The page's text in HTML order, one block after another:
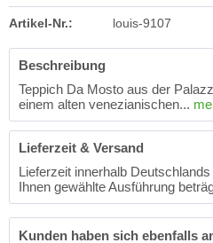
Artikel-Nr.: louis-9107
Beschreibung
Teppich Da Mosto aus der
einem alten venezianischen...
Lieferzeit & Versand
Lieferzeit innerhalb
Ihnen gewählte Ausführung
Kunden haben sich ebenfalls